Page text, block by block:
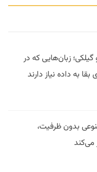
زبان‌هایی که در
به داده نیاز دارند
بدون ظرفیت،
می‌کند